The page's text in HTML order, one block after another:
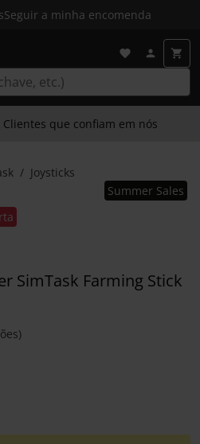
Seguir a minha encomenda
Clientes que confiam em nós
Joysticks
Summer Sales
SimTask Farming Stick